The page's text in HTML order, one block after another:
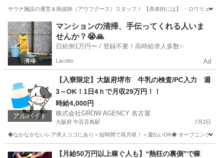
サウナ施設の運営＆熱波師（アウフグース）スタッフ！ 【具体的には】 ・ロウリュ
愛知 名古屋市 その他 サウナ
マンションの清掃、手伝ってくれる人いま
せんか？😭🙏
日給例1万円〜 / 登録不要！高時給求人多数✨
Lacotto Ad
アルバイト
【入寮限定】大阪府堺市 牛乳の検査/PC入力 週
3～OK！1日4ｈで月収29万円！！
時給4,000円
株式会社GROW AGENCY 名古屋
大阪府 中百舌鳥駅 7月2日
◆なかなかないレア求人ココにあり＜短時間で高月収！＞週払いOK◆ オープニングス
中百舌鳥駅 工場 時給
【月給50万円以上稼ぐ人も】“熱狂の裏側”で稼